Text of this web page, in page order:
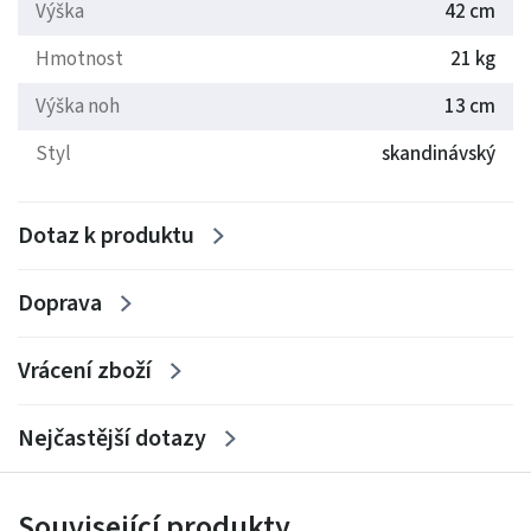
Ocelové černé nohy, vysoké 13cm
Výška
42 cm
Hmotnost
21 kg
Výška noh
13 cm
Styl
skandinávský
Dotaz k produktu
Doprava
Vrácení zboží
Nejčastější dotazy